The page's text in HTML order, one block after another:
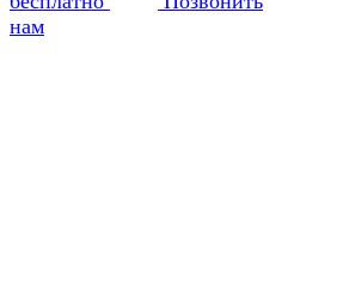
нам